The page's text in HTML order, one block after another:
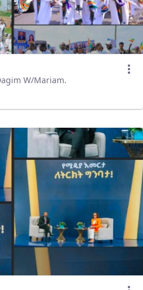
W/Mariam.